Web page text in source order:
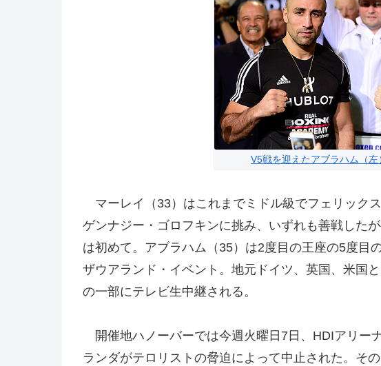
V5戦を迎えたアブラハム（
マーレイ（33）はこれまでミドル級でフェリック
ゲンナジー・ゴロフキンに挑み、いずれも善戦した
は初めて。アブラハム（35）は2度目の王座の5度目
ザウアランド・イベント。地元ドイツ、英国、米国
の一部にテレビ生中継される。
開催地ハノーバーでは今週火曜日7日、HDIアリー
ランダがテロリストの脅迫によって中止された。そ